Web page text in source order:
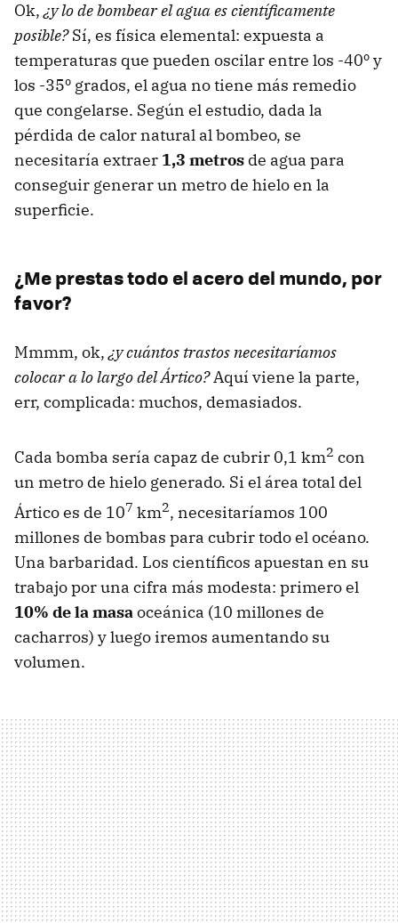
Ok,¿y lo de bombear el agua es científicamente
posible?Sí, es física elemental: expuesta a
temperaturas que pueden oscilar entre los -40º y
los -35º grados, el agua no tiene más remedio
que congelarse. Según el estudio, dada la
pérdida de calor natural al bombeo, se
necesitaría extraer 1,3 metros de agua para
conseguir generar un metro de hielo en la
superficie.
¿Me prestas todo el acero del mundo, por
favor?
Mmmm, ok,¿y cuántos trastos necesitaríamos
colocar a lo largo del Ártico?Aquí viene la parte,
err, complicada: muchos, demasiados.
Cada bomba sería capaz de cubrir 0,1 km2 con
un metro de hielo generado. Si el área total del
Ártico es de 107 km2, necesitaríamos 100
millones de bombas para cubrir todo el océano.
Una barbaridad. Los científicos apuestan en su
trabajo por una cifra más modesta: primero el
10% de la masaoceánica (10 millones de
cacharros) y luego iremos aumentando su
volumen.